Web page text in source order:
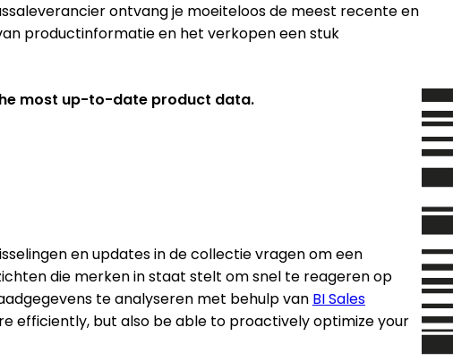
ontvang je moeiteloos de meest recente en
productinformatie en het verkopen een stuk
most up-to-date product data.
en updates in de collectie vragen om een
die merken in staat stelt om snel te reageren op
te analyseren met behulp van BI Sales
efficiently, but also be able to proactively optimize your